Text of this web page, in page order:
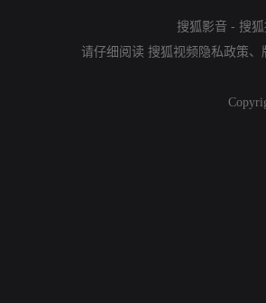
搜狐影音 - 搜
请仔细阅读 搜狐视频隐私政策、